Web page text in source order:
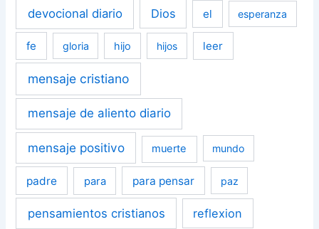
devocional diario Dios el esperanza
fe gloria hijo hijos leer
mensaje cristiano
mensaje de aliento diario
mensaje positivo muerte mundo
padre para para pensar paz
pensamientos cristianos reflexion